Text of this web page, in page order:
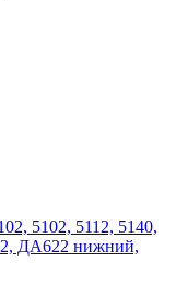
5102, 5112, 5140,
ДА622 нижний,